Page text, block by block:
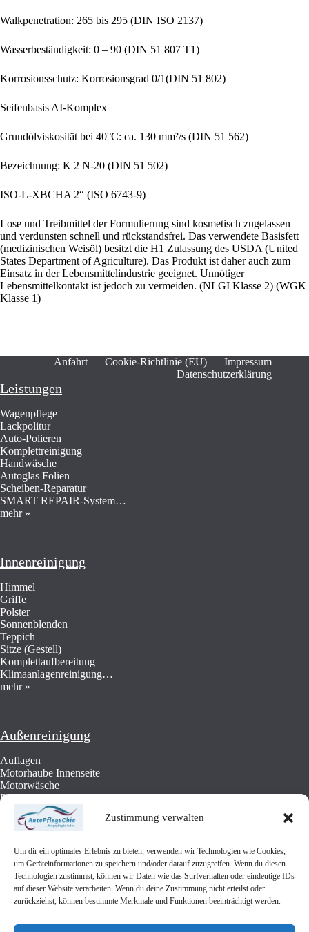
Zustimmung verwalten
Um dir ein optimales Erlebnis zu bieten, verwenden wir Technologien wie Cookies,
um Geräteinformationen zu speichern und/oder darauf zuzugreifen. Wenn du diesen
Technologien zustimmst, können wir Daten wie das Surfverhalten oder eindeutige IDs
auf dieser Website verarbeiten. Wenn du deine Zustimmung nicht erteilst oder
zurückziehst, können bestimmte Merkmale und Funktionen beeinträchtigt werden.
Walkpenetration: 265 bis 295 (DIN ISO 2137)
Wasserbeständigkeit: 0 – 90 (DIN 51 807 T1)
Korrosionsschutz: Korrosionsgrad 0/1(DIN 51 802)
Seifenbasis AI-Komplex
Grundölviskosität bei 40°C: ca. 130 mm²/s (DIN 51 562)
Bezeichnung: K 2 N-20 (DIN 51 502)
ISO-L-XBCHA 2“ (ISO 6743-9)
Lose und Treibmittel der Formulierung sind kosmetisch zugelassen
und verdunsten schnell und rückstandsfrei. Das verwendete Basisfett
(medizinischen Weisöl) besitzt die H1 Zulassung des USDA (United
States Department of Agriculture). Das Produkt ist daher auch zum
Einsatz in der Lebensmittelindustrie geeignet. Unnötiger
Lebensmittelkontakt ist jedoch zu vermeiden. (NLGI Klasse 2) (WGK
Klasse 1)
Anfahrt Cookie-Richtlinie (EU)
Impressum
Datenschutzerklärung
Leistungen
Wagenpflege
Lackpolitur
Auto-Polieren
Komplettreinigung
Handwäsche
Autoglas Folien
Scheiben-Reparatur
SMART REPAIR-System…
mehr »
Innenreinigung
Himmel
Griffe
Polster
Sonnenblenden
Teppich
Sitze (Gestell)
Komplettaufbereitung
Klimaanlagenreinigung…
mehr »
Außenreinigung
Auflagen
Motorhaube Innenseite
Motorwäsche
Radläufe
Felgen Radhäuser
Lackaufbereitung
Cabrio-Dach: Reinigung und Imprägnierung
Unterbodenschutz…
mehr »
Öffnungszeiten